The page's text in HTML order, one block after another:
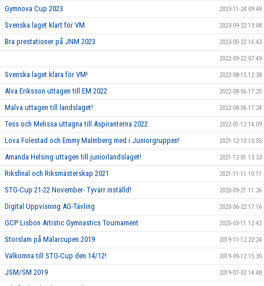
Gymnova Cup 2023 2023-11-24 09:48
Svenska laget klart för VM 2023-09-22 13:08
Bra prestationer på JNM 2023 2023-05-22 16:43
2022-09-22 07:49
Svenska laget klara för VM! 2022-08-15 12:38
Alva Eriksson uttagen till EM 2022 2022-08-06 17:25
Malva uttagen till landslaget! 2022-08-06 17:24
Tess och Melissa uttagna till Aspiranterna 2022 2022-01-12 14:09
Lova Folestad och Emmy Malmberg med i Juniorgruppen! 2021-12-10 10:55
Amanda Helsing uttagen till juniorlandslaget! 2021-12-01 13:33
Riksfinal och Riksmästerskap 2021 2021-11-11 10:11
STG-Cup 21-22 November- Tyvärr inställd! 2020-09-21 11:36
Digital Uppvisning AG-Tävling 2020-06-22 17:16
GCP Lisbon Artistic Gymnastics Tournament 2020-03-11 12:42
Storslam på Mälarcupen 2019 2019-11-12 22:24
Välkomna till STG-Cup den 14/12! 2019-09-12 15:30
JSM/SM 2019 2019-07-02 14:48